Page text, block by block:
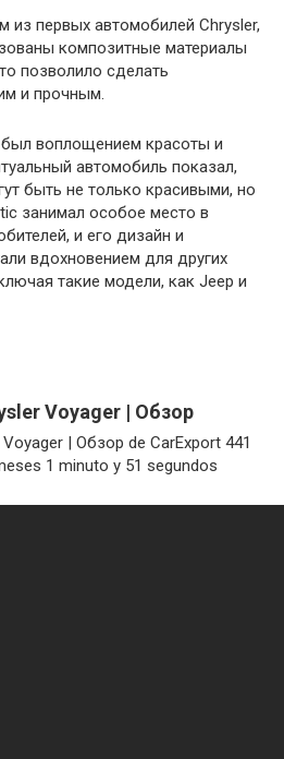
из первых автомобилей Chrysler,
композитные материалы
позволило сделать
и прочным.
воплощением красоты и
автомобиль показал,
быть не только красивыми, но
занимал особое место в
и его дизайн и
вдохновением для других
такие модели, как Jeep и
Voyager | Обзор
| Обзор de CarExport 441
1 minuto y 51 segundos